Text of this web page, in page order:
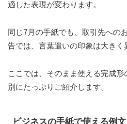
適した表現が変わります。
同じ7月の手紙でも、取引先への
告では、言葉遣いの印象は大きく
ここでは、そのまま使える完成
別にたっぷりご紹介します。
ビジネスの手紙で使える例文